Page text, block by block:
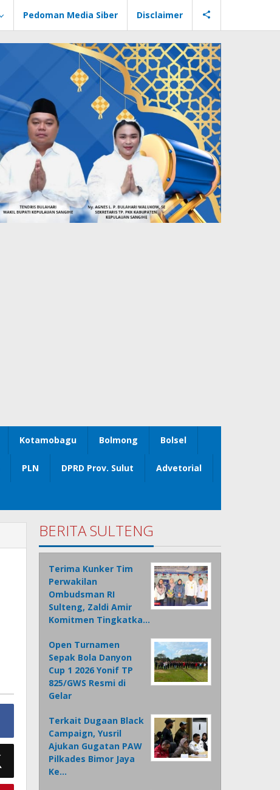
Pedoman Media Siber Disclaimer
Kotamobagu Bolmong Bolsel
PLN DPRD Prov. Sulut Advetorial
BERITA SULTENG
Terima Kunker Tim
Perwakilan
Ombudsman RI
Sulteng, Zaldi Amir
Komitmen Tingkatka…
Open Turnamen
Sepak Bola Danyon
Cup 1 2026 Yonif TP
825/GWS Resmi di
Gelar
Terkait Dugaan Black
Campaign, Yusril
Ajukan Gugatan PAW
Pilkades Bimor Jaya
Ke…